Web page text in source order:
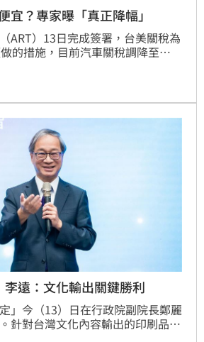
宜？專家曝「真正降幅」
ART）13日完成簽署，台美關稅為
的措施，目前汽車關稅調降至
稅對進口車如特斯拉（Tesla）價
費等，也是車價考量因素，預估
會超過一成。
李遠：文化輸出關鍵勝利
」今（13）日在行政院副院長鄭麗
針對台灣文化內容輸出的印刷品，